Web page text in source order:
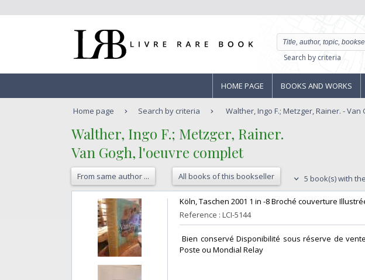
Search by criteria
HOME PAGE BOOKS AND WORKS
Home page Search by criteria Walther, Ingo F.; Metzger, Rainer. - Van
‎Walther, Ingo F.; Metzger, Rainer.‎
‎Van Gogh, l'oeuvre complet‎
From same author ... All books of this bookseller 5 book(s) with
‎Köln, Taschen 2001 1 in -8 Broché couverture
Reference : LCI-5144
Bien conservé Disponibilité sous réserve de
Poste ou Mondial Relay‎